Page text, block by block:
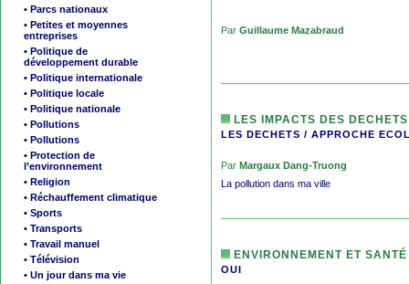
• Parcs nationaux
• Petites et moyennes
entreprises
• Politique de
développement durable
• Politique internationale
• Politique locale
• Politique nationale
• Pollutions
• Pollutions
• Protection de
l’environnement
• Religion
• Réchauffement climatique
• Sports
• Transports
• Travail manuel
• Télévision
• Un jour dans ma vie
Par Guillaume Mazabraud
LES IMPACTS DES
LES DECHETS / APPROCHE
Par Margaux Dang-Truong
La pollution dans ma ville
ENVIRONNEMENT ET SANTÉ
OUI